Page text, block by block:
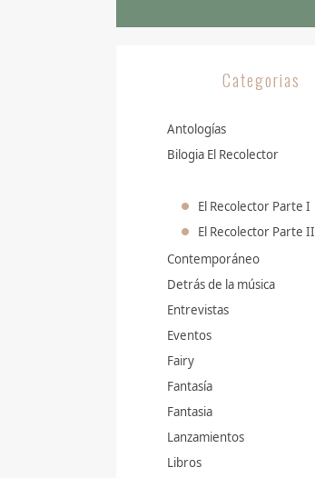
Categorias
Antologías
Bilogia El Recolector
El Recolector Parte I
El Recolector Parte II
Contemporáneo
Detrás de la música
Entrevistas
Eventos
Fairy
Fantasía
Fantasia
Lanzamientos
Libros